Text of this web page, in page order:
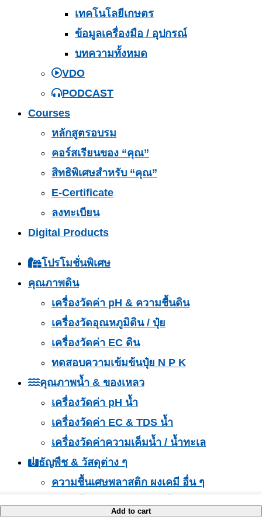
Add to cart
ADD TO CART
ADD TO CART
ADD TO CART
ADD TO CART
เทคโนโลยีเกษตร
ข้อมูลเครื่องมือ / อุปกรณ์
บทความทั้งหมด
VDO
PODCAST
Courses
หลักสูตรอบรม
คอร์สเรียนของ “คุณ”
สิทธิพิเศษสำหรับ “คุณ”
E-Certificate
ลงทะเบียน
Digital Products
โปรโมชั่นพิเศษ
คุณภาพดิน
เครื่องวัดค่า pH & ความชื้นดิน
เครื่องวัดอุณหภูมิดิน / ปุ๋ย
เครื่องวัดค่า EC ดิน
ทดสอบความเข้มข้นปุ๋ย N P K
คุณภาพน้ำ & ของเหลว
เครื่องวัดค่า pH น้ำ
เครื่องวัดค่า EC & TDS น้ำ
เครื่องวัดค่าความเค็มน้ำ / น้ำทะเล
ธัญพืช & วัสดุต่าง ๆ
ความชื้นเศษพลาสติก ผงเคมี อื่น ๆ